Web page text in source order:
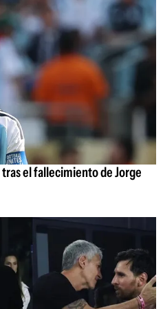
tras el fallecimiento de Jorge